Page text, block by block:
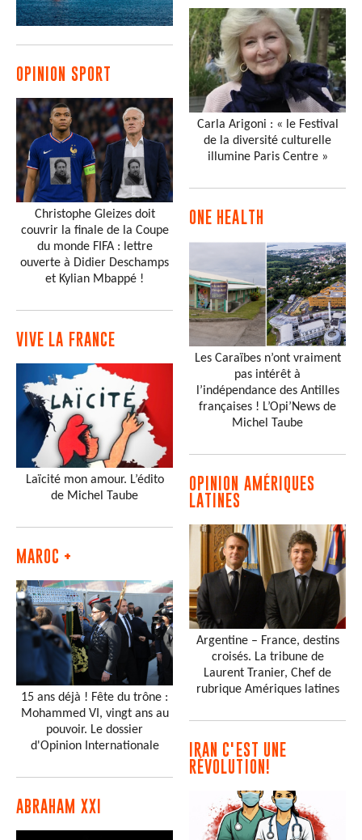
OPINION SPORT
Christophe Gleizes doit
couvrir la finale de la Coupe
du monde FIFA : lettre
ouverte à Didier Deschamps
et Kylian Mbappé !
VIVE LA FRANCE
Laïcité mon amour. L’édito
de Michel Taube
MAROC +
15 ans déjà ! Fête du trône :
Mohammed VI, vingt ans au
pouvoir. Le dossier
d'Opinion Internationale
ABRAHAM XXI
Carla Arigoni : « le Festival
de la diversité culturelle
illumine Paris Centre »
ONE HEALTH
Les Caraïbes n’ont vraiment
pas intérêt à
l’indépendance des Antilles
françaises ! L’Opi’News de
Michel Taube
OPINION AMÉRIQUES
LATINES
Argentine – France, destins
croisés. La tribune de
Laurent Tranier, Chef de
rubrique Amériques latines
IRAN C'EST UNE
RÉVOLUTION!